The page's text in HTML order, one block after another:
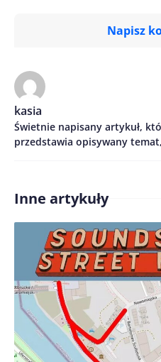
Napisz
Treść komentarza*
Imię/ Nick*
Zapamiętaj moje dane
pisania kolejnych
kasia
Świetnie napisany artykuł,
przedstawia opisywany
Inne artykuły